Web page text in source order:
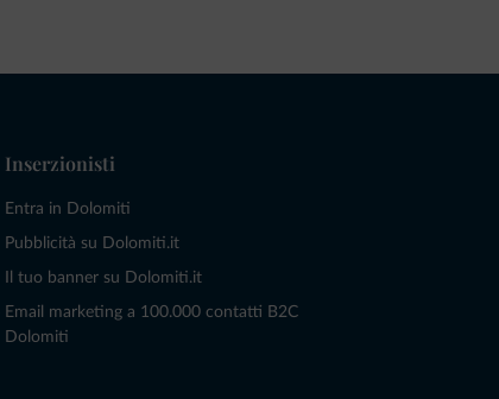
Inserzionisti
Entra in Dolomiti
Pubblicità su Dolomiti.it
Il tuo banner su Dolomiti.it
Email marketing a 100.000 contatti B2C
Dolomiti